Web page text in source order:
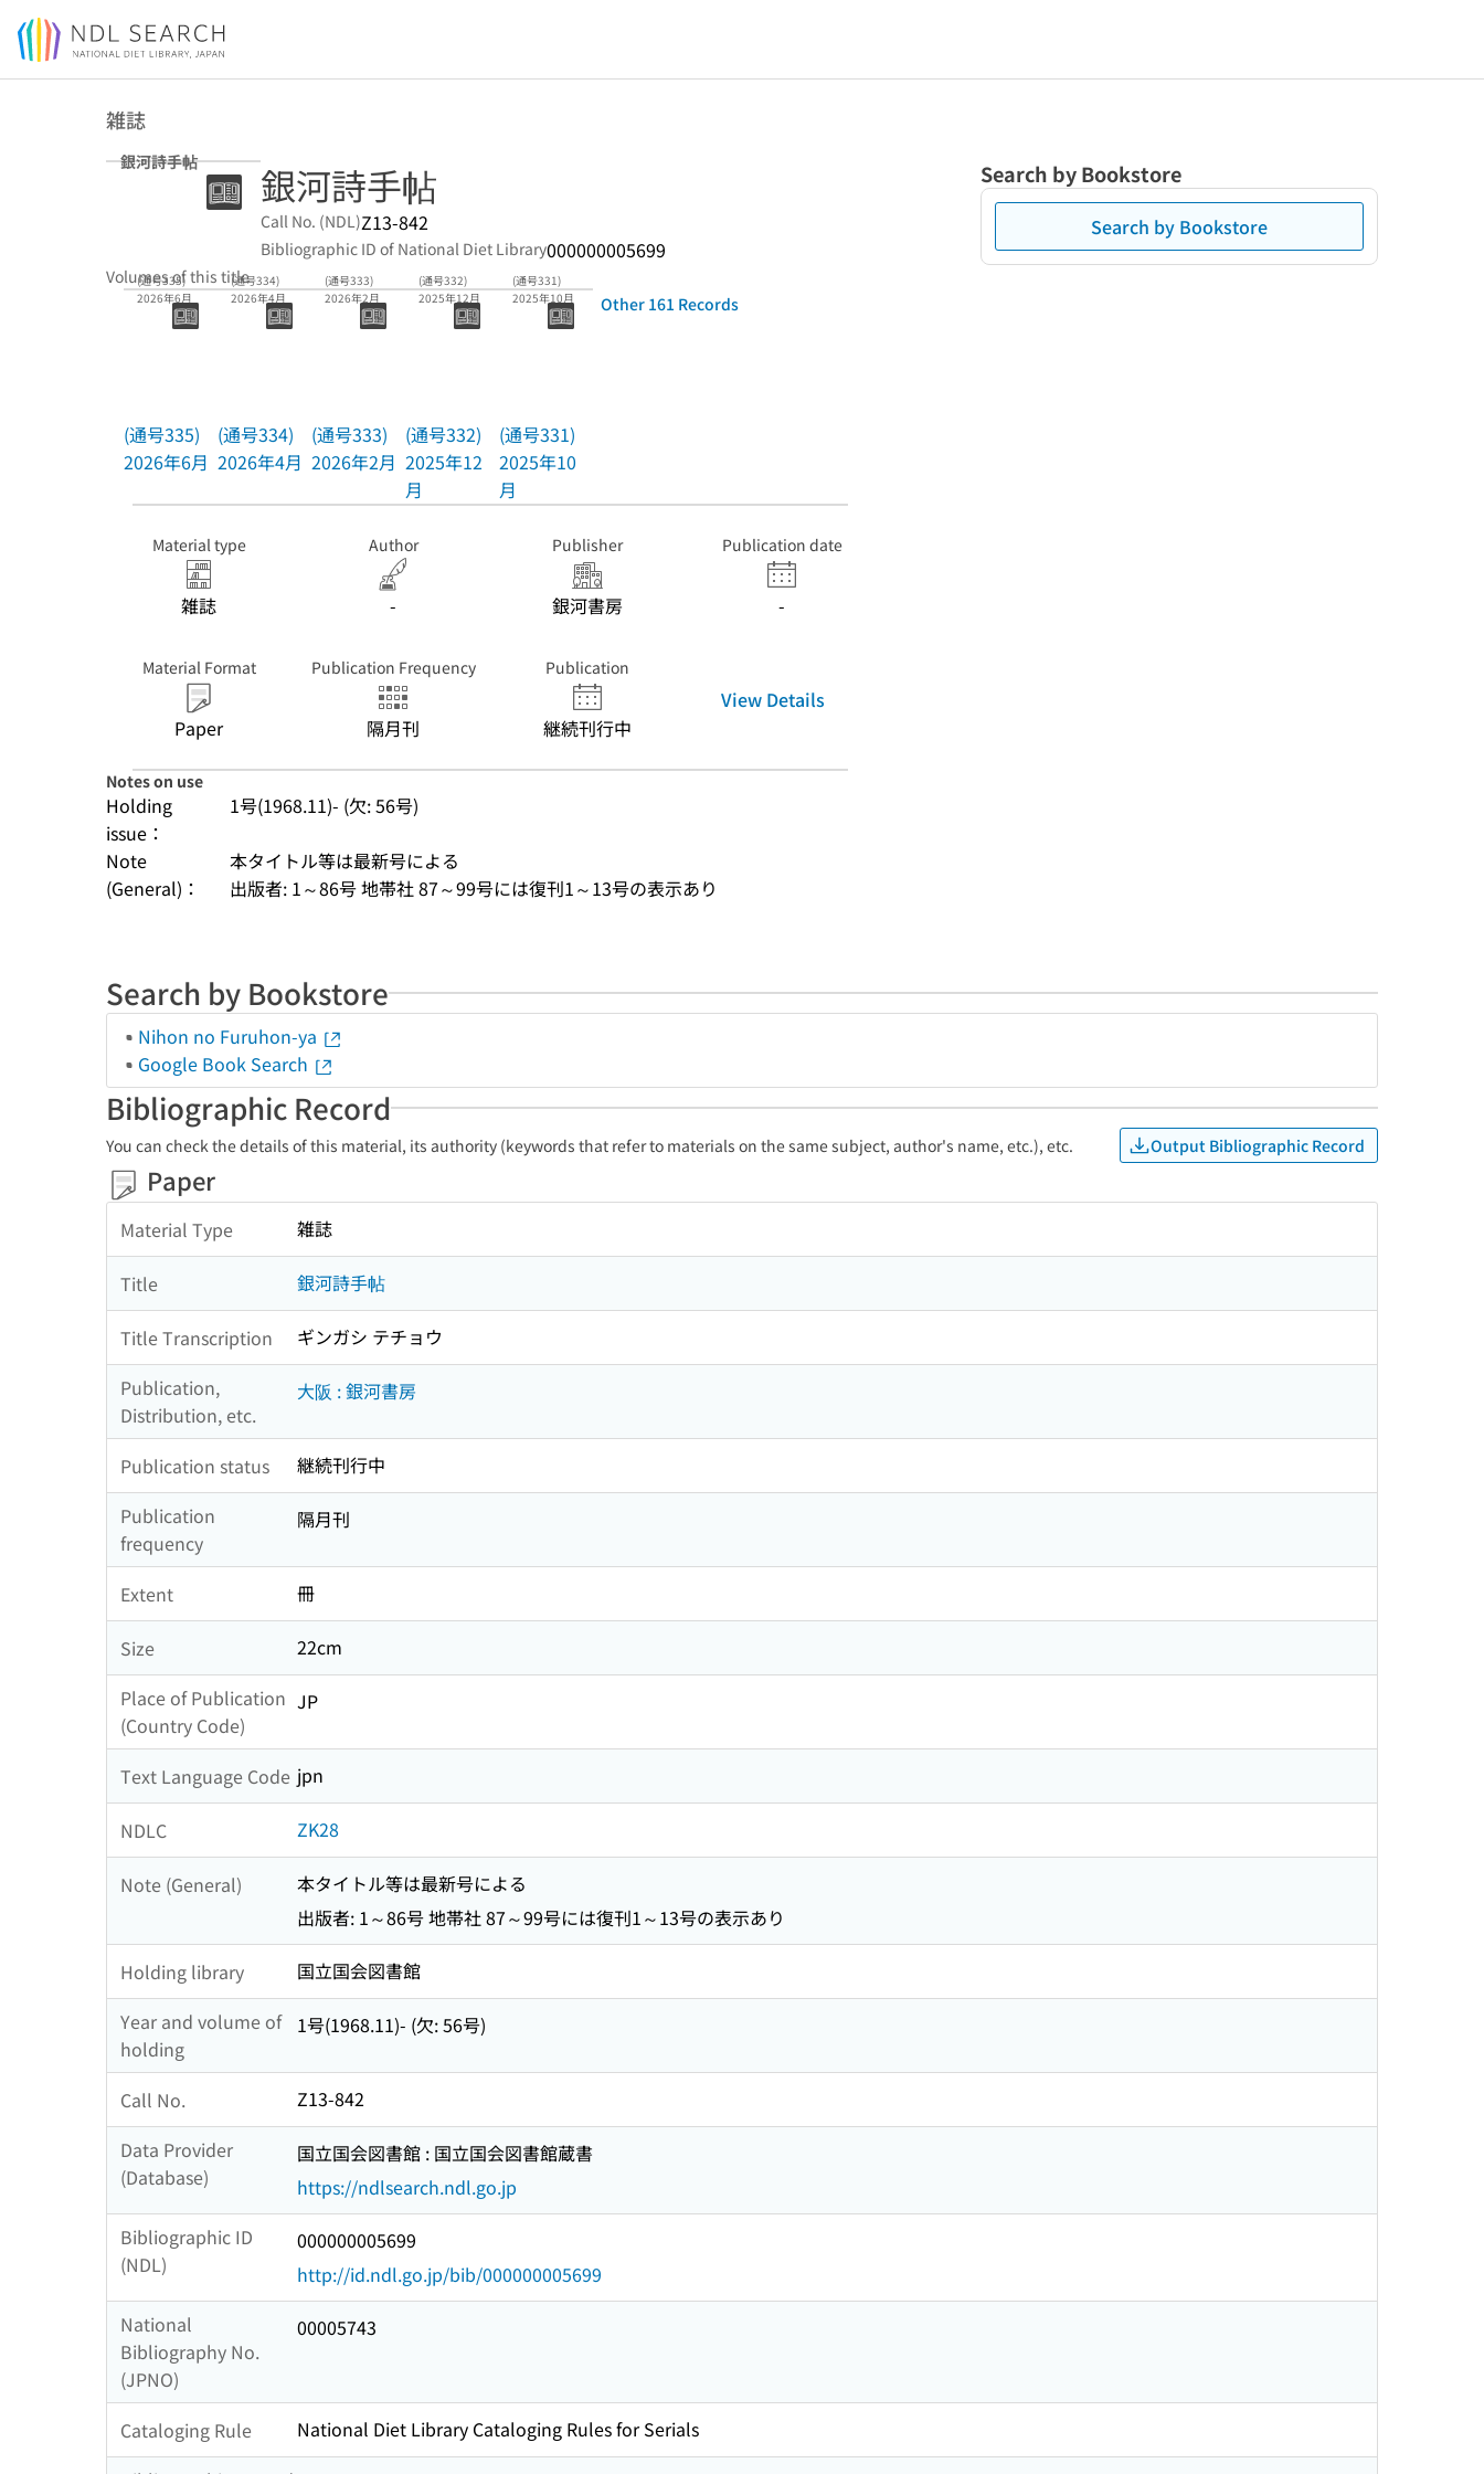
Jump to main content
雑誌
銀河詩手帖 銀河詩手帖
Call No. (NDL)Z13-842
Bibliographic ID of National Diet Library000000005699
Volumes of this title
(通号335)
2026年6月
(通号335)
2026年6月
(通号334)
2026年4月
(通号334)
2026年4月
(通号333)
2026年2月
(通号333)
2026年2月
(通号332)
2025年12月
(通号332)
2025年12
月
(通号331)
2025年10月
(通号331)
2025年10
月
Other 161 Records
Material type
雑誌
Author
-
Publisher
銀河書房
Publication date
-
Material Format
Paper
Publication Frequency
隔月刊
Publication
継続刊行中
View Details
Notes on use
Holding
issue：
1号(1968.11)- (欠: 56号)
Note
(General)：
本タイトル等は最新号による
出版者: 1～86号 地帯社 87～99号には復刊1～13号の表示あり
Search by Bookstore
Search by Bookstore
Search by Bookstore
Nihon no Furuhon-ya
Google Book Search
Bibliographic Record
You can check the details of this material, its authority (keywords that refer to materials on the same subject, author's name, etc.), etc. Output Bibliographic Record
Paper
Material Type 雑誌
Title 銀河詩手帖
Title Transcription
ギンガシ テチョウ
Publication,
Distribution, etc.
大阪 : 銀河書房
Publication status
継続刊行中
Publication
frequency
隔月刊
Extent 冊
Size
22cm
Place of Publication
(Country Code)
JP
Text Language Code jpn
NDLC ZK28
Note (General)
本タイトル等は最新号による
出版者: 1～86号 地帯社 87～99号には復刊1～13号の表示あり
Holding library
国立国会図書館
Year and volume of
holding
1号(1968.11)- (欠: 56号)
Call No.
Z13-842
Data Provider
(Database)
国立国会図書館 : 国立国会図書館蔵書
https://ndlsearch.ndl.go.jp
Bibliographic ID
(NDL)
000000005699
http://id.ndl.go.jp/bib/000000005699
National
Bibliography No.
(JPNO)
00005743
Cataloging Rule
National Diet Library Cataloging Rules for Serials